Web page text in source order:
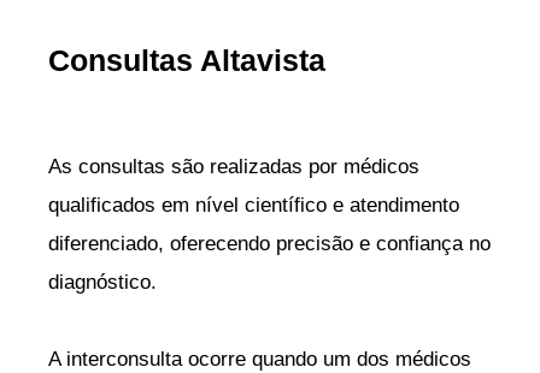
Consultas Altavista
As consultas são realizadas por médicos
qualificados em nível científico e atendimento
diferenciado, oferecendo precisão e confiança no
diagnóstico.
A interconsulta ocorre quando um dos médicos